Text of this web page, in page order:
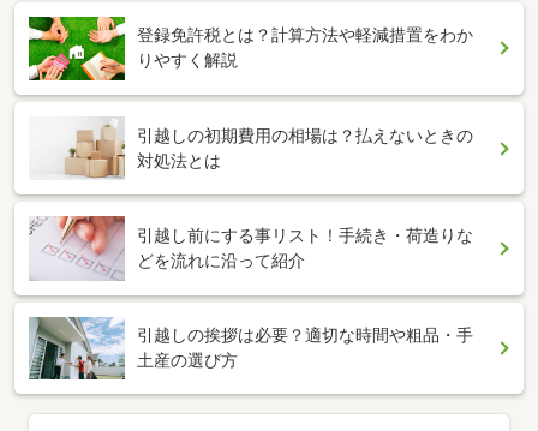
登録免許税とは？計算方法や軽減措置をわか
りやすく解説
引越しの初期費用の相場は？払えないときの
対処法とは
引越し前にする事リスト！手続き・荷造りな
どを流れに沿って紹介
引越しの挨拶は必要？適切な時間や粗品・手
土産の選び方